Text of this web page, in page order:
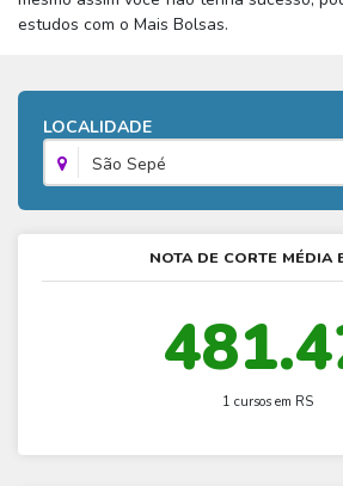
Enem – Como se preparar
Enem – Cartilha redação
Hora do Enem – O que é
Enem – Gabarito oficial
SISU – Como se inscrever
SISU – Universidades participantes
SISU - Simulador
Prouni – Quem pode participar
Prouni – Lista de espera
Prouni - Universidades participantes
Prouni – Simulador
Fies – O que é
Fies – Como fazer a inscrição
Fies e Prouni – Diferença
Fies - Simulador
SISUTEC
ENARE
estudos com o Mais Bolsas.
LOCALIDADE
São Sepé
NOTA DE CORTE MÉDIA
1 cursos em RS